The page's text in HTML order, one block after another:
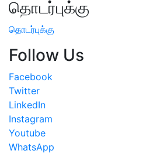
தொடர்புக்கு
தொடர்புக்கு
Follow Us
Facebook
Twitter
LinkedIn
Instagram
Youtube
WhatsApp